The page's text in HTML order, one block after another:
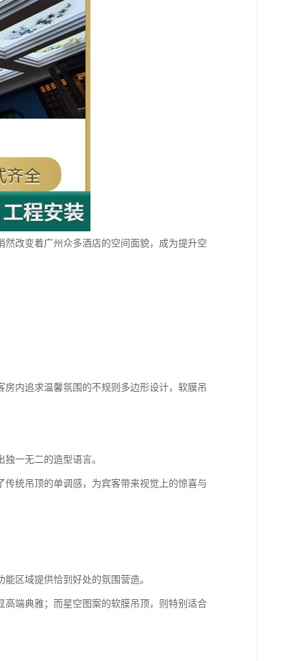
改变着广州众多酒店的空间面貌，成为提升空
内追求温馨氛围的不规则多边形设计，软膜吊
一无二的造型语言。
统吊顶的单调感，为宾客带来视觉上的惊喜与
区域提供恰到好处的氛围营造。
端典雅；而星空图案的软膜吊顶，则特别适合